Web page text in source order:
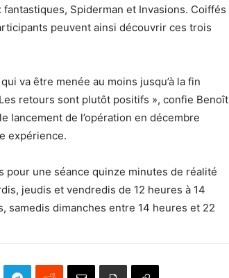
Spiderman et Invasions. Coiffés
peuvent ainsi découvrir ces trois
va être menée au moins jusqu’à la fin
retours sont plutôt positifs », confie Benoît
lancement de l’opération en décembre
expérience.
pour une séance quinze minutes de réalité
jeudis et vendredis de 12 heures à 14
samedis dimanches entre 14 heures et 22